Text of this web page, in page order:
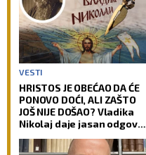
VESTI
HRISTOS JE OBEĆAO DA ĆE
PONOVO DOĆI, ALI ZAŠTO
JOŠ NIJE DOŠAO? Vladika
Nikolaj daje jasan odgovor
vekovima